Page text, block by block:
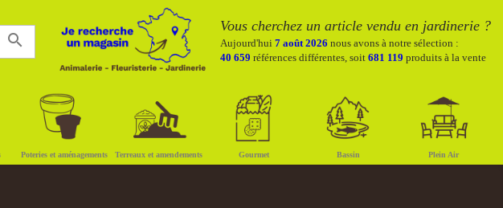
search
Vous cherchez un article vendu en jardinerie ?
Aujourd'hui 7 août 2026 nous avons à notre sélection :
40 659 références différentes, soit 681 119 produits à la vente
Poteries et aménagements Terreaux et amendements Gourmet Bassin Plein Air